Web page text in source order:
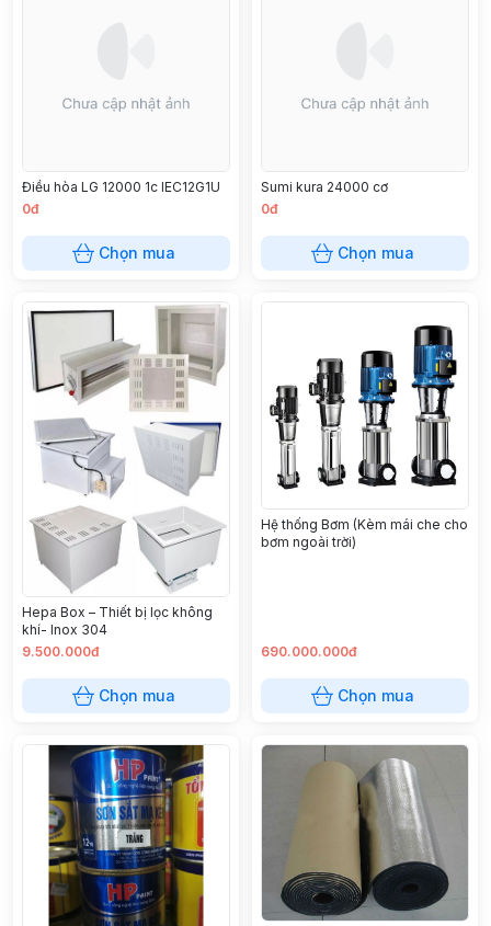
Điều hòa LG 12000 1c IEC12G1U
0đ
Chọn mua
Sumi kura 24000 cơ
0đ
Chọn mua
Hepa Box – Thiết bị lọc không
khí- Inox 304
9.500.000đ
Chọn mua
Hệ thống Bơm (Kèm mái che cho
bơm ngoài trời)
690.000.000đ
Chọn mua